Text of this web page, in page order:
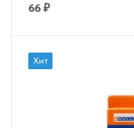
66 ₽
Хит